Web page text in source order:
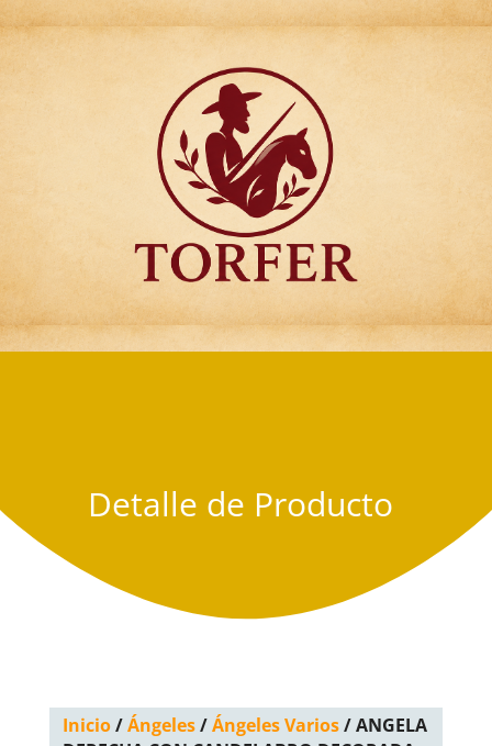
Articulos para
Regalo Torfer.
Detalle de Producto
Inicio/Ángeles/Ángeles Varios/ ANGELA